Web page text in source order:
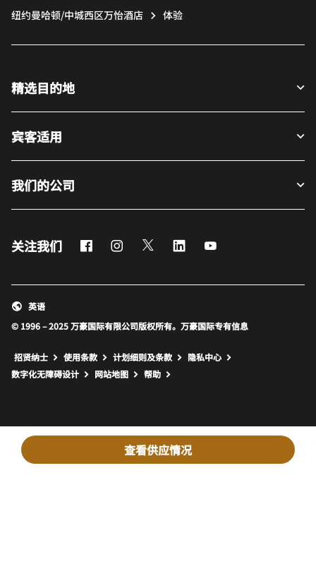
查看供应情况
纽约曼哈顿/中城西区万怡酒店 体验
精选目的地
宾客适用
我们的公司
关注我们 FacebookInstagram
Twitter LinkedIn
© 1996 – 2025 万豪国际有限公司版权所有。万豪国际专有信息
英语
招贤纳士 使用条款 计划细则及条款
隐私中心
数字化无障碍设计
网站地图 打开新窗口
帮助